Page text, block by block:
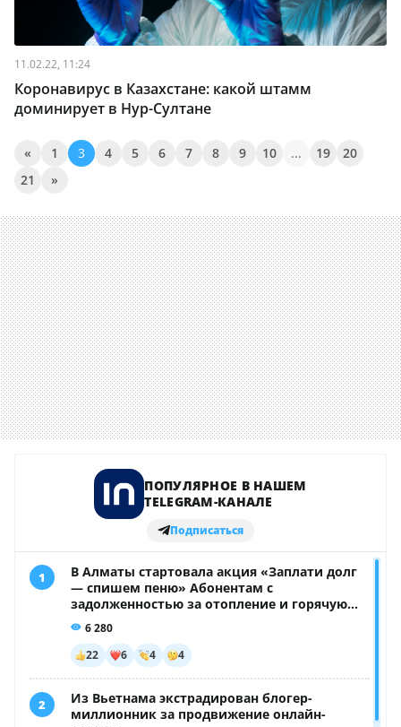
11.02.22, 11:24
Коронавирус в Казахстане: какой штамм
доминирует в Нур-Султане
« 1 3 4 5 6 7 8 9 10 ... 19
20
21
»